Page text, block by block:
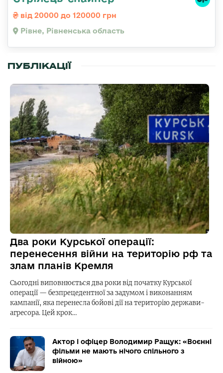
від 20000 до 120000 грн
Рівне, Рівненська область
ПУБЛІКАЦІЇ
Два роки Курської операції:
перенесення війни на територію рф та
злам планів Кремля
Сьогодні виповнюється два роки від початку Курської
операції — безпрецедентної за задумом і виконанням
кампанії, яка перенесла бойові дії на територію держави-
агресора. Цей крок…
Актор і офіцер Володимир Ращук: «Воєнні
фільми не мають нічого спільного з
війною»